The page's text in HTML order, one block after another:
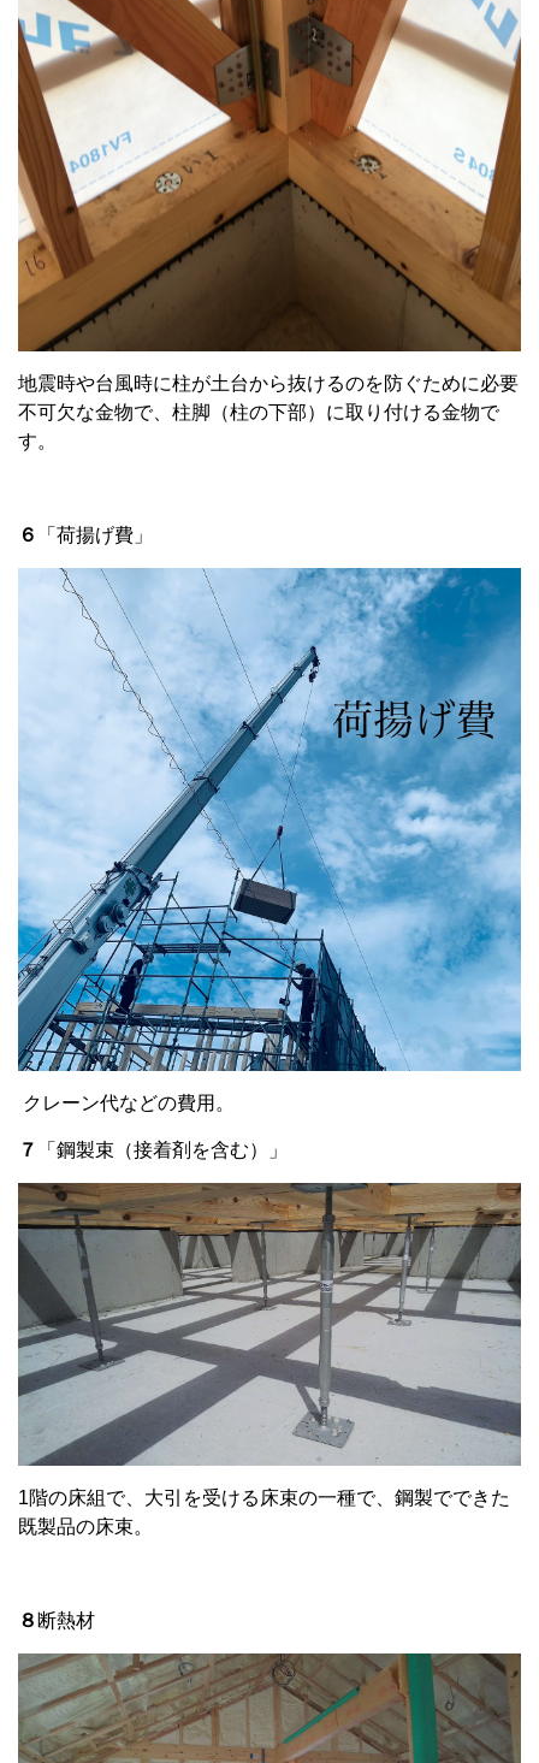
地震時や台風時に柱が土台から抜けるのを防ぐために必要
不可欠な金物で、柱脚（柱の下部）に取り付ける金物で
す。
６ 「荷揚げ費」
クレーン代などの費用。
７ 「鋼製束（接着剤を含む）」
1階の床組で、大引を受ける床束の一種で、鋼製でできた
既製品の床束。
８ 断熱材